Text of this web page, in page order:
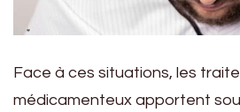
Face à ces situations, les
médicamenteux apportent